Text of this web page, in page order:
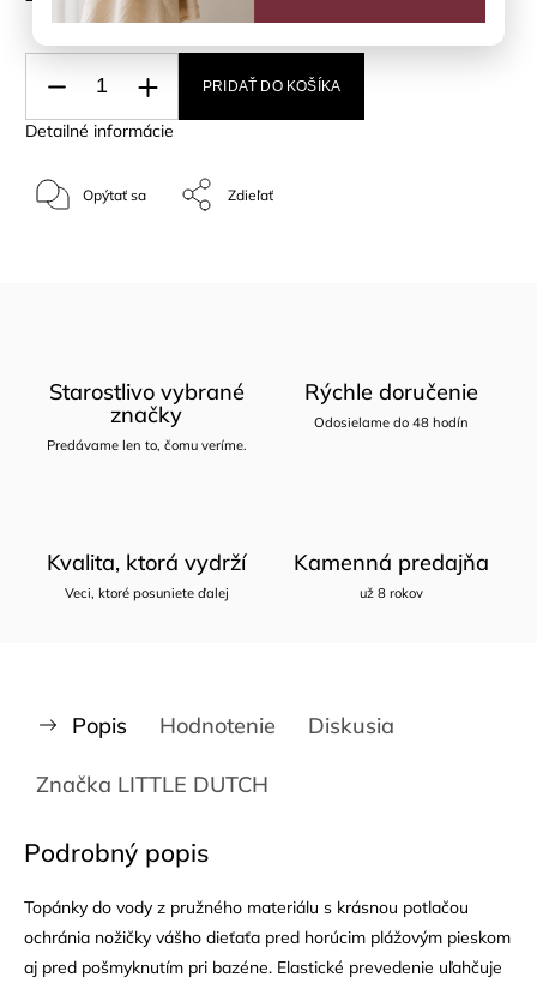
PRIDAŤ DO KOŠÍKA
Detailné informácie
Opýtať sa Zdieľať
Starostlivo vybrané
značky
Predávame len to, čomu veríme.
Rýchle doručenie
Odosielame do 48 hodín
Kvalita, ktorá vydrží
Veci, ktoré posuniete ďalej
Kamenná predajňa
už 8 rokov
Popis Hodnotenie Diskusia
Značka LITTLE DUTCH
Podrobný popis
Topánky do vody z pružného materiálu s krásnou potlačou
ochránia nožičky vášho dieťaťa pred horúcim plážovým pieskom
aj pred pošmyknutím pri bazéne. Elastické prevedenie uľahčuje